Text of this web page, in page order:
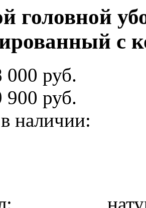
головной
с
руб.
руб.
наличии: